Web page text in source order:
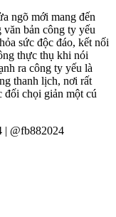
ngõ mới mang đến
bản công ty yếu
sức độc đáo, kết nối
thực thụ khi nói
ra công ty yếu là
thanh lịch, nơi rất
đối chọi giản một cú
| @fb882024